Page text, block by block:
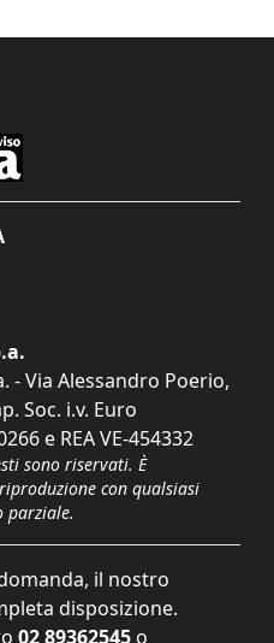
- Via Alessandro Poerio,
Soc. i.v. Euro
e REA VE-454332
sono riservati. È
con qualsiasi
parziale.
il nostro
disposizione.
02 89362545 o